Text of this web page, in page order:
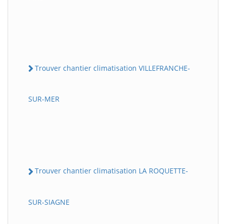
Trouver chantier climatisation VILLEFRANCHE-
SUR-MER
Trouver chantier climatisation LA ROQUETTE-
SUR-SIAGNE